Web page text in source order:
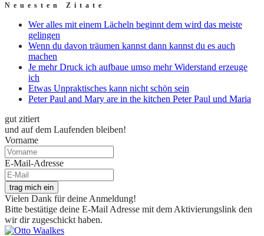
Neuesten Zitate
Wer alles mit einem Lächeln beginnt dem wird das meiste
gelingen
Wenn du davon träumen kannst dann kannst du es auch
machen
Je mehr Druck ich aufbaue umso mehr Widerstand erzeuge
ich
Etwas Unpraktisches kann nicht schön sein
Peter Paul and Mary are in the kitchen Peter Paul und Maria
gut zitiert
und auf dem Laufenden bleiben!
Vorname
E-Mail-Adresse
trag mich ein
Vielen Dank für deine Anmeldung!
Bitte bestätige deine E-Mail Adresse mit dem Aktivierungslink den
wir dir zugeschickt haben.